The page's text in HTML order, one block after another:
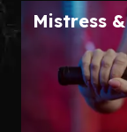
Mistress